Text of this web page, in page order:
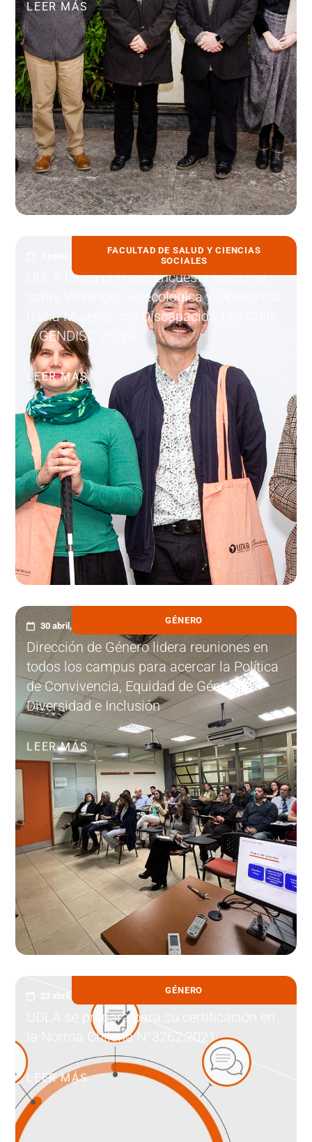
LEER MÁS
FACULTAD DE SALUD Y CIENCIAS
SOCIALES
UDLA lanza primera Encuesta Nacional
sobre Violencia Ginecológica y Obstétrica
hacia Mujeres con Discapacidad en Chile
– GENDISC 2026
LEER MÁS
GÉNERO
30 abril, 2026
Dirección de Género lidera reuniones en
todos los campus para acercar la Política
de Convivencia, Equidad de Género,
Diversidad e Inclusión
LEER MÁS
GÉNERO
23 abril, 2026
UDLA se prepara para su certificación en
la Norma Chilena N°3262:2021
LEER MÁS